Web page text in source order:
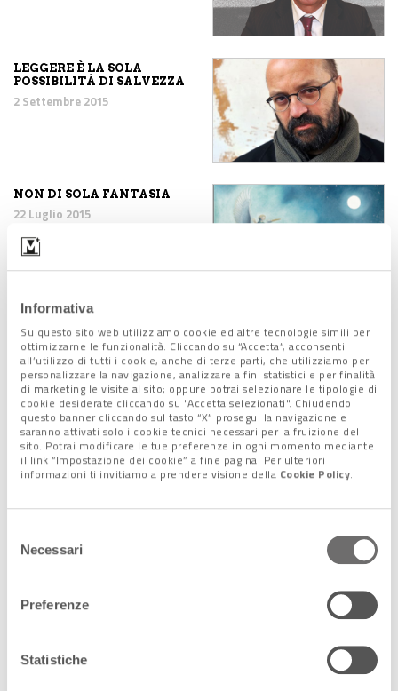
Informativa
Su questo sito web utilizziamo cookie ed altre tecnologie simili per
ottimizzarne le funzionalità. Cliccando su “Accetta”, acconsenti
all’utilizzo di tutti i cookie, anche di terze parti, che utilizziamo per
personalizzare la navigazione, analizzare a fini statistici e per finalità
di marketing le visite al sito; oppure potrai selezionare le tipologie di
cookie desiderate cliccando su "Accetta selezionati". Chiudendo
questo banner cliccando sul tasto “X” prosegui la navigazione e
saranno attivati solo i cookie tecnici necessari per la fruizione del
sito. Potrai modificare le tue preferenze in ogni momento mediante
il link “Impostazione dei cookie” a fine pagina. Per ulteriori
informazioni ti invitiamo a prendere visione della Cookie Policy.
delNecessari
Preferenze
Statistiche
LEGGERE È LA SOLA
POSSIBILITÀ DI SALVEZZA
2 Settembre 2015
NON DI SOLA FANTASIA
22 Luglio 2015
TRINCERATO DI MESTRE
22 Luglio 2015
LA CULTURA DIVENTA
ANTIRUGGINE
22 Luglio 2015
alla forza delle idee